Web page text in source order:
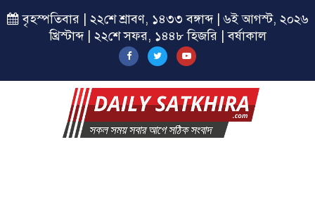
বৃহস্পতিবার | ২২শে শ্রাবণ, ১৪৩৩ বঙ্গাব্দ | ৬ই আগস্ট, ২০২৬
খ্রিস্টাব্দ | ২২শে সফর, ১৪৪৮ হিজরি | বর্ষাকাল